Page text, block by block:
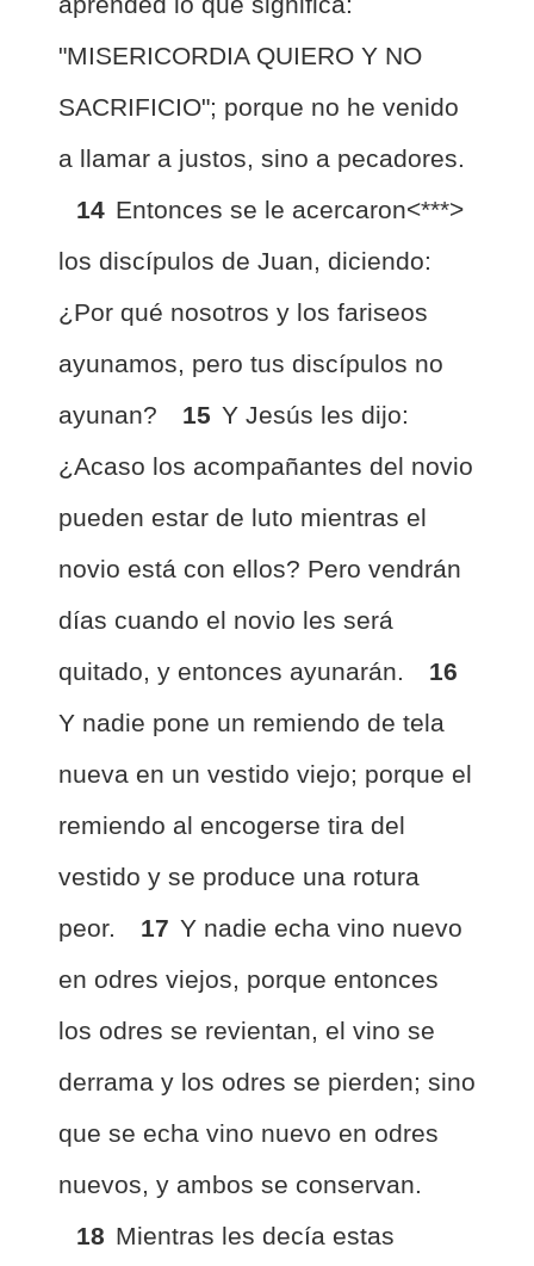
"MISERICORDIA QUIERO Y NO
SACRIFICIO"; porque no he venido
a llamar a justos, sino a pecadores.
14 Entonces se le acercaron<***>
los discípulos de Juan, diciendo:
¿Por qué nosotros y los fariseos
ayunamos, pero tus discípulos no
ayunan?
15 Y Jesús les dijo:
¿Acaso los acompañantes del novio
pueden estar de luto mientras el
novio está con ellos? Pero vendrán
días cuando el novio les será
quitado, y entonces ayunarán.
16
Y nadie pone un remiendo de tela
nueva en un vestido viejo; porque el
remiendo al encogerse tira del
vestido y se produce una rotura
peor.
17 Y nadie echa vino nuevo
en odres viejos, porque entonces
los odres se revientan, el vino se
derrama y los odres se pierden; sino
que se echa vino nuevo en odres
nuevos, y ambos se conservan.
18 Mientras les decía estas